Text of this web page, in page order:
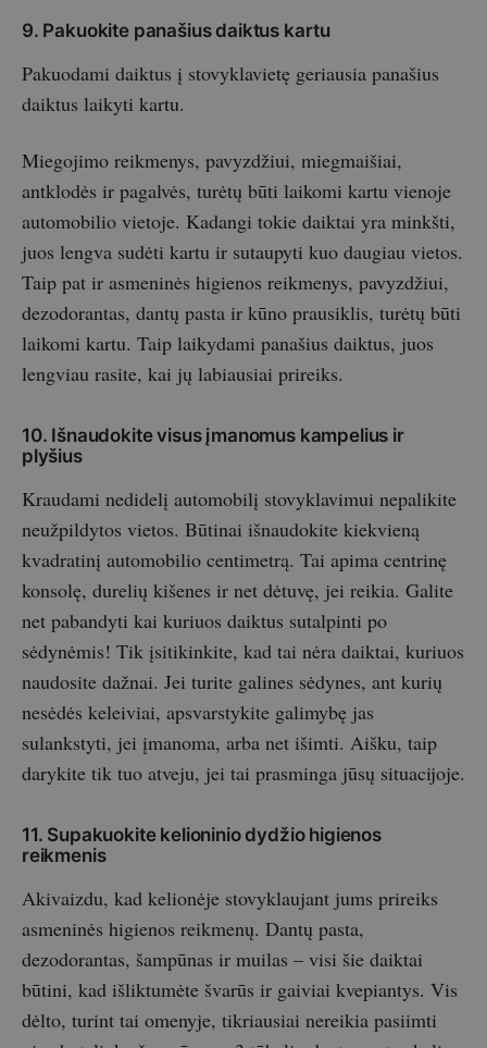
9. Pakuokite panašius daiktus kartu
Pakuodami daiktus į stovyklavietę geriausia panašius
daiktus laikyti kartu.
Miegojimo reikmenys, pavyzdžiui, miegmaišiai,
antklodės ir pagalvės, turėtų būti laikomi kartu vienoje
automobilio vietoje. Kadangi tokie daiktai yra minkšti,
juos lengva sudėti kartu ir sutaupyti kuo daugiau vietos.
Taip pat ir asmeninės higienos reikmenys, pavyzdžiui,
dezodorantas, dantų pasta ir kūno prausiklis, turėtų būti
laikomi kartu. Taip laikydami panašius daiktus, juos
lengviau rasite, kai jų labiausiai prireiks.
10. Išnaudokite visus įmanomus kampelius ir
plyšius
Kraudami nedidelį automobilį stovyklavimui nepalikite
neužpildytos vietos. Būtinai išnaudokite kiekvieną
kvadratinį automobilio centimetrą. Tai apima centrinę
konsolę, durelių kišenes ir net dėtuvę, jei reikia. Galite
net pabandyti kai kuriuos daiktus sutalpinti po
sėdynėmis! Tik įsitikinkite, kad tai nėra daiktai, kuriuos
naudosite dažnai. Jei turite galines sėdynes, ant kurių
nesėdės keleiviai, apsvarstykite galimybę jas
sulankstyti, jei įmanoma, arba net išimti. Aišku, taip
darykite tik tuo atveju, jei tai prasminga jūsų situacijoje.
11. Supakuokite kelioninio dydžio higienos
reikmenis
Akivaizdu, kad kelionėje stovyklaujant jums prireiks
asmeninės higienos reikmenų. Dantų pasta,
dezodorantas, šampūnas ir muilas – visi šie daiktai
būtini, kad išliktumėte švarūs ir gaiviai kvepiantys. Vis
dėlto, turint tai omenyje, tikriausiai nereikia pasiimti